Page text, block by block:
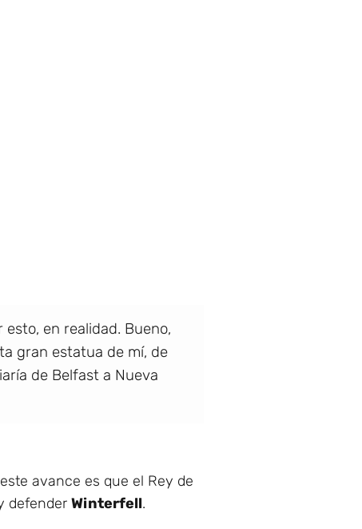
en realidad. Bueno,
gran estatua de mí, de
de Belfast a Nueva
avance es que el Rey de
defender Winterfell.